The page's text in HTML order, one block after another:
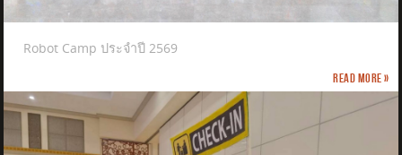
Robot Camp ประจำปี 2569
Read more »